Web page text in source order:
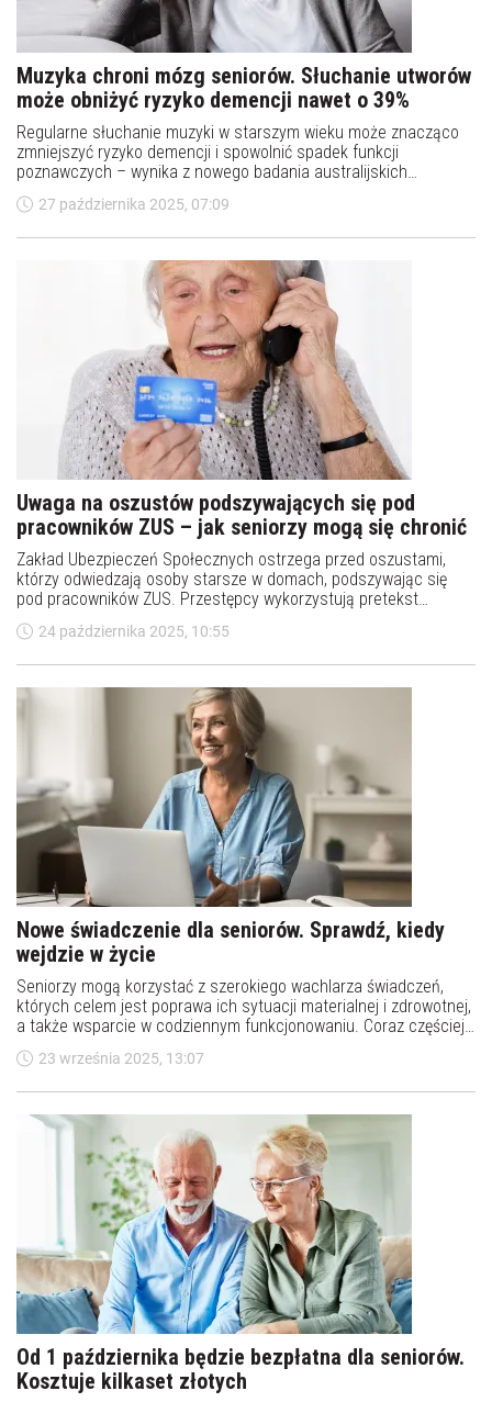
Muzyka chroni mózg seniorów. Słuchanie utworów
może obniżyć ryzyko demencji nawet o 39%
Regularne słuchanie muzyki w starszym wieku może znacząco
zmniejszyć ryzyko demencji i spowolnić spadek funkcji
poznawczych – wynika z nowego badania australijskich
naukowców. Gra na instrumencie przynosi podobne korzyści dla
mózgu seniorów.
27 października 2025, 07:09
Uwaga na oszustów podszywających się pod
pracowników ZUS – jak seniorzy mogą się chronić
Zakład Ubezpieczeń Społecznych ostrzega przed oszustami,
którzy odwiedzają osoby starsze w domach, podszywając się
pod pracowników ZUS. Przestępcy wykorzystują pretekst
pomocy, wypłaty świadczeń lub dofinansowania dla seniorów,
aby okraść ich z oszczędności. Jak rozpoznać oszusta i
24 października 2025, 10:55
Nowe świadczenie dla seniorów. Sprawdź, kiedy
wejdzie w życie
Seniorzy mogą korzystać z szerokiego wachlarza świadczeń,
których celem jest poprawa ich sytuacji materialnej i zdrowotnej,
a także wsparcie w codziennym funkcjonowaniu. Coraz częściej
mówi się o wprowadzeniu nowego świadczenia, jakim jest bon
senioralny. Kiedy wejdzie w życie i na czym będzie polegał?
23 września 2025, 13:07
Od 1 października będzie bezpłatna dla seniorów.
Kosztuje kilkaset złotych